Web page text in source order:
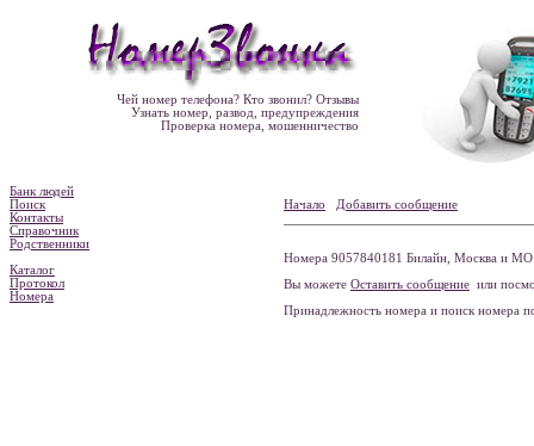
Чей номер телефона? Кто звонил? Отзывы
Узнать номер, развод, предупреждения
Проверка номера, мошенничество
Банк людей
Поиск
Контакты
Справочник
Родственники
Каталог
Протокол
Номера
Начало Добавить сообщение
Номера 9057840181 Билайн, Москва и МО
Вы можете Оставить сообщение или
Принадлежность номера и поиск номера